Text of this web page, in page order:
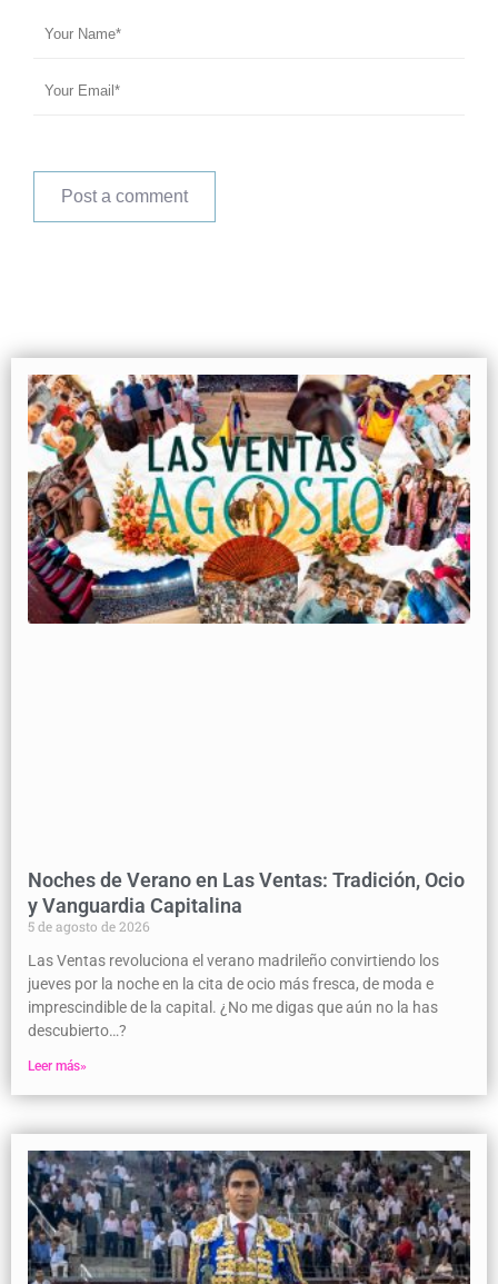
Noches de Verano en Las Ventas: Tradición, Ocio
y Vanguardia Capitalina
5 de agosto de 2026
Las Ventas revoluciona el verano madrileño convirtiendo los
jueves por la noche en la cita de ocio más fresca, de moda e
imprescindible de la capital. ¿No me digas que aún no la has
descubierto…?
Leer más»